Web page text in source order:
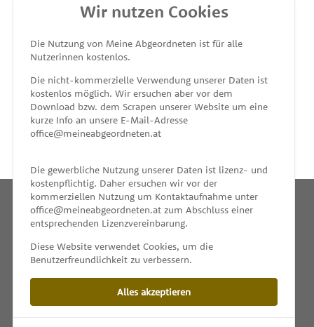
MEINE ABGEORDNETEN
unterstützt von
IMPRESSUM & KONTAKT
Wir nutzen Cookies
Die Nutzung von Meine Abgeordneten ist für alle
Nutzerinnen kostenlos.
Die nicht-kommerzielle Verwendung unserer Daten ist
kostenlos möglich. Wir ersuchen aber vor dem
Download bzw. dem Scrapen unserer Website um eine
kurze Info an unsere E-Mail-Adresse
office@meineabgeordneten.at
Die gewerbliche Nutzung unserer Daten ist lizenz- und
kostenpflichtig. Daher ersuchen wir vor der
kommerziellen Nutzung um Kontaktaufnahme unter
office@meineabgeordneten.at zum Abschluss einer
entsprechenden Lizenzvereinbarung.
Diese Website verwendet Cookies, um die
Benutzerfreundlichkeit zu verbessern.
Alles akzeptieren